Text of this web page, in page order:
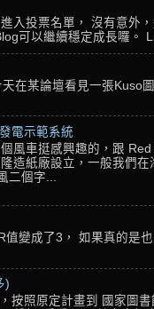
入投票名單， 沒有意外
可以繼續穩定成長囉
在某論壇看見一張
電示範系統
風車挺感興趣的，跟
造紙廠設立，一般我們
二個字...
變成了3， 如果真的是
)
按照原定計畫到 國家圖